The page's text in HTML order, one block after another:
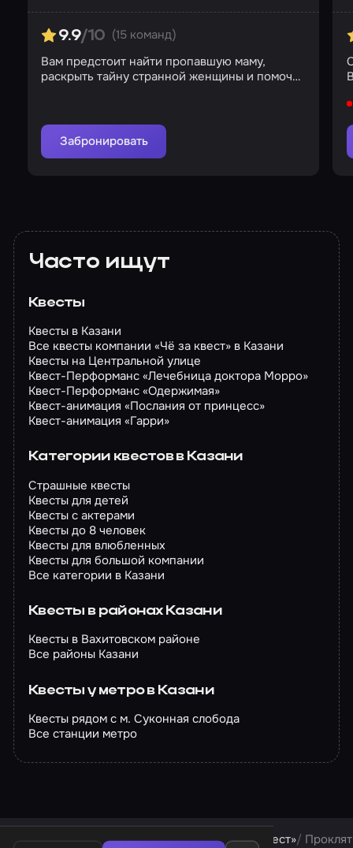
9.9/10 (15 команд)
Вам предстоит найти пропавшую маму,
раскрыть тайну странной женщины и помочь
Забронировать
Часто ищут
Квесты
Квесты в Казани
Все квесты компании «Чё за квест» в Казани
Квесты на Центральной улице
Квест-Перформанс «Лечебница доктора Морро»
Квест-Перформанс «Одержимая»
Квест-анимация «Послания от принцесс»
Квест-анимация «Гарри»
Категории квестов в Казани
Страшные квесты
Квесты для детей
Квесты с актерами
Квесты до 8 человек
Квесты для влюбленных
Квесты для большой компании
Все категории в Казани
Квесты в районах Казани
Квесты в Вахитовском районе
Все районы Казани
Квесты у метро в Казани
Квесты рядом с м. Суконная слобода
Все станции метро
Квесты в Казани Квесты компании «Чё за квест»